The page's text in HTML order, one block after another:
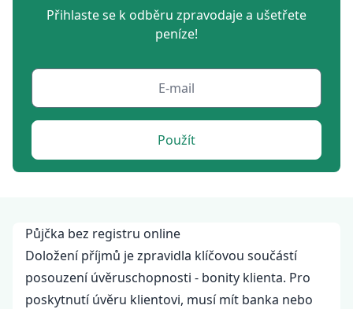
Přihlaste se k odběru zpravodaje a ušetřete
peníze!
Použít
Půjčka bez registru online
Doložení příjmů je zpravidla klíčovou součástí
posouzení úvěruschopnosti - bonity klienta. Pro
poskytnutí úvěru klientovi, musí mít banka nebo